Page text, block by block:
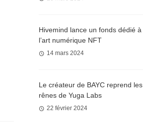
Hivemind lance un fonds dédié à
l’art numérique NFT
14 mars 2024
Le créateur de BAYC reprend les
rênes de Yuga Labs
22 février 2024